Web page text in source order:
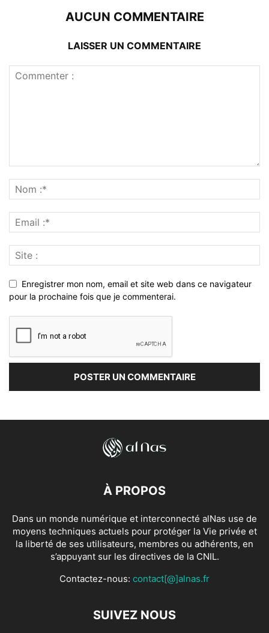
AUCUN COMMENTAIRE
LAISSER UN COMMENTAIRE
Enregistrer mon nom, email et site web dans ce navigateur
pour la prochaine fois que je commenterai.
À PROPOS
Dans un monde numérique et interconnecté alNas use de
moyens techniques actuels pour protéger la Vie privée et
la liberté de ses utilisateurs, membres ou adhérents, en
s’appuyant sur les directives de la CNIL.
Contactez-nous: contact[@]alnas.fr
SUIVEZ NOUS